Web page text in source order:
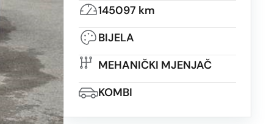
145097 km
BIJELA
MEHANIČKI MJENJAČ
KOMBI